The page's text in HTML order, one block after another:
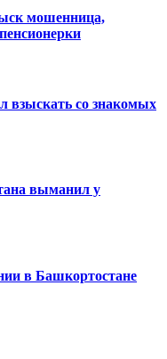
мошенница,
взыскать со знакомых
выманил у
в Башкортостане